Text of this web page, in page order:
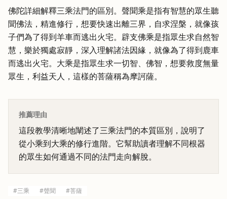
佛陀詳細解釋三乘法門的區別。聲聞乘是指有智慧的眾生聽
聞佛法，精進修行，想要快速出離三界，自求涅槃，就像孩
子們為了得到羊車而逃出火宅。辟支佛乘是指眾生求自然智
慧，樂於獨處寂靜，深入理解諸法因緣，就像為了得到鹿車
而逃出火宅。大乘是指眾生求一切智、佛智，想要救度無量
眾生，利益天人，這樣的菩薩稱為摩訶薩。
推薦理由
這段教學清晰地闡述了三乘法門的本質區別，說明了
從小乘到大乘的修行進階。它幫助讀者理解不同根器
的眾生如何通過不同的法門走向解脫。
#三乘 #聲聞 #菩薩